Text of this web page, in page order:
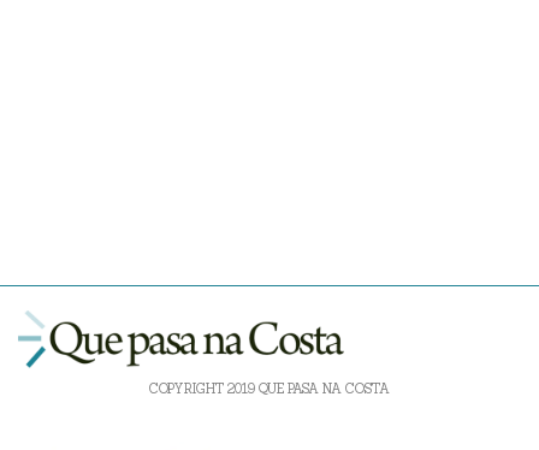
COPYRIGHT 2019 QUE PASA NA COSTA